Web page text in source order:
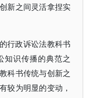
新之间灵活拿捏实
行政诉讼法教科书
知识传播的典范之
科书传统与创新之
较为明显的变动，